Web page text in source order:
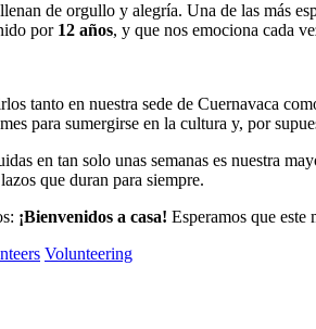
de orgullo y alegría. Una de las más
por 12 años, y que nos emociona cada
tanto en nuestra sede de Cuernavaca
para sumergirse en la cultura y, por
en tan solo unas semanas es nuestra
que duran para siempre.
¡Bienvenidos a casa! Esperamos que este
Volunteering